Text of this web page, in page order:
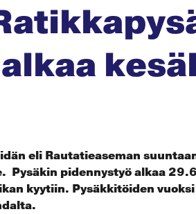
eli Rautatieaseman
pidennystyö alkaa
kyytiin. Pysäkkitöiden